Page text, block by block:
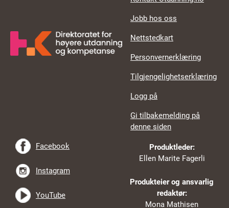
Jobb hos oss
Nettstedkart
Personvernerklæring
Tilgjengelighetserklæring
Logg på
Gi tilbakemelding på
denne siden
Produktleder:
Ellen Marite Fagerli
Produkteier og ansvarlig
redaktør:
Mona Mathisen
Facebook
Instagram
YouTube